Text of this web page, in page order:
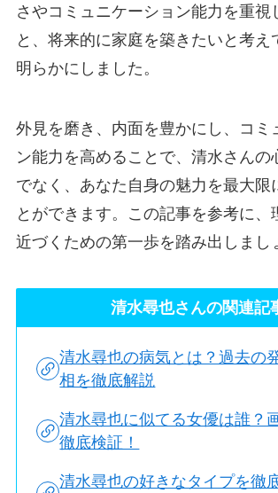
さやコミュニケーション能力を重視
と、将来的に家庭を築きたいと考え
明らかにしました。
外見を磨き、内面を豊かにし、コミ
ン能力を高めることで、清水さんの
でなく、あなた自身の魅力を最大限
とができます。この記事を参考に、
近づくための第一歩を踏み出しまし
清水尋也さんの関連記
清水尋也の病気とは？過去の
相を徹底解説
清水尋也に似てる女優は誰？
徹底検証！
清水尋也の好きなタイプを徹